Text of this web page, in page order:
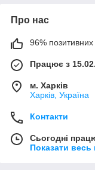
Про нас
96% позитивних
Працює з
м. Харків
Харків, Україна
Контакти
Сьогодні
Показати весь